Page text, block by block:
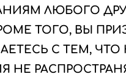
ЛЮБОГО
ТОГО, ВЫ
С ТЕМ,
НЕ